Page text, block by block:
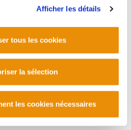
Afficher les détails
tous les cookies
la sélection
les cookies nécessaires